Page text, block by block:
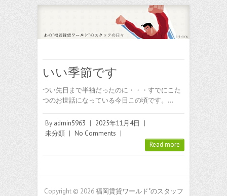
いい季節です
つい先日まで半袖だったのに・・・すでにこた
つのお世話になっている今日この頃です。…
By admin5963 | 2025年11月4日
|
未分類 | No Comments |
Read more
Copyright © 2026福岡賃貸ワールド"のスタッフ